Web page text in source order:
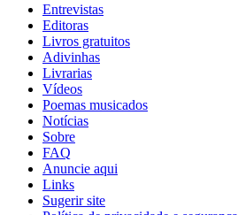
Entrevistas
Editoras
Livros gratuitos
Adivinhas
Livrarias
Vídeos
Poemas musicados
Notícias
Sobre
FAQ
Anuncie aqui
Links
Sugerir site